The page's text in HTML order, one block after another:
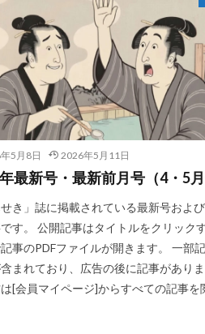
5月8日 2026年5月11日
最新号・最新前月号（4・5月
せき」誌に掲載されている最新号およ
す。 公開記事はタイトルをクリック
事のPDFファイルが開きます。 一部
まれており、広告の後に記事があり
[会員マイページ]からすべての記事を